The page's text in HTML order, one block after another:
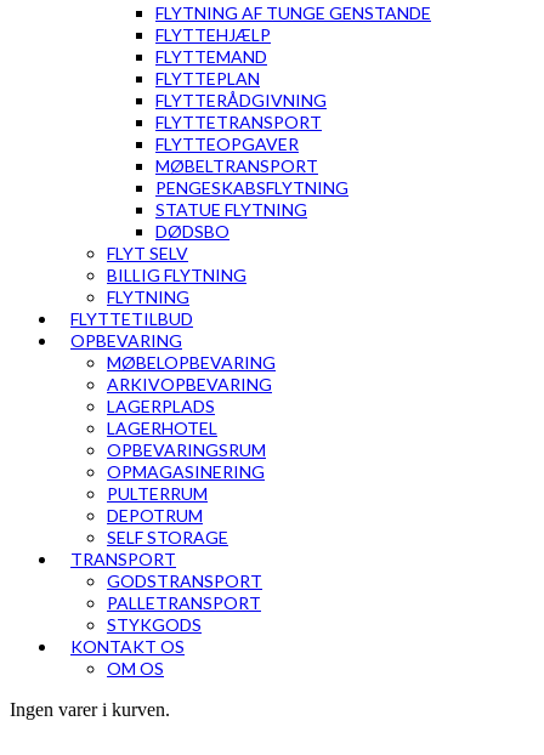
FLYTNING AF TUNGE GENSTANDE
FLYTTEHJÆLP
FLYTTEMAND
FLYTTEPLAN
FLYTTERÅDGIVNING
FLYTTETRANSPORT
FLYTTEOPGAVER
MØBELTRANSPORT
PENGESKABSFLYTNING
STATUE FLYTNING
DØDSBO
FLYT SELV
BILLIG FLYTNING
FLYTNING
FLYTTETILBUD
OPBEVARING
MØBELOPBEVARING
ARKIVOPBEVARING
LAGERPLADS
LAGERHOTEL
OPBEVARINGSRUM
OPMAGASINERING
PULTERRUM
DEPOTRUM
SELF STORAGE
TRANSPORT
GODSTRANSPORT
PALLETRANSPORT
STYKGODS
KONTAKT OS
OM OS
Open
Close
Kurv
Ingen varer i kurven.